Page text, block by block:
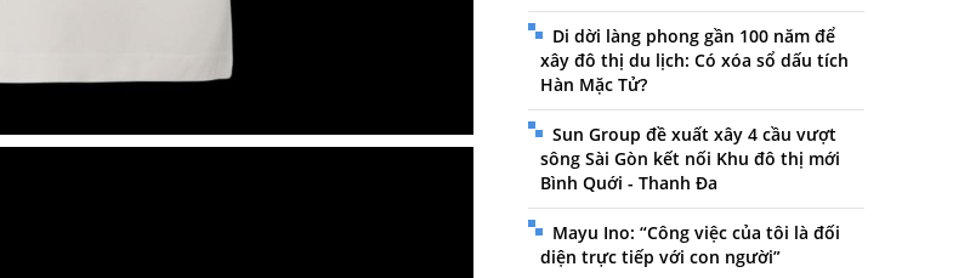
Di dời làng phong gần 100 năm để
xây đô thị du lịch: Có xóa sổ dấu tích
Hàn Mặc Tử?
Sun Group đề xuất xây 4 cầu vượt
sông Sài Gòn kết nối Khu đô thị mới
Bình Quới - Thanh Đa
Mayu Ino: “Công việc của tôi là đối
diện trực tiếp với con người”